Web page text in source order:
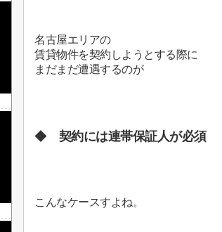
名古屋エリアの
賃貸物件を契約しようとする際に
まだまだ遭遇するのが
◆ 契約には連帯保証人が必須
こんなケースすよね。